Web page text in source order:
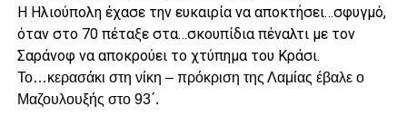
Η Ηλιούπολη έχασε την ευκαιρία να αποκτήσει…σφυγμό,
όταν στο 70 πέταξε στα…σκουπίδια πέναλτι με τον
Σαράνοφ να αποκρούει το χτύπημα του Κράσι.
To…κερασάκι στη νίκη – πρόκριση της Λαμίας έβαλε ο
Μαζουλουξής στο 93΄.